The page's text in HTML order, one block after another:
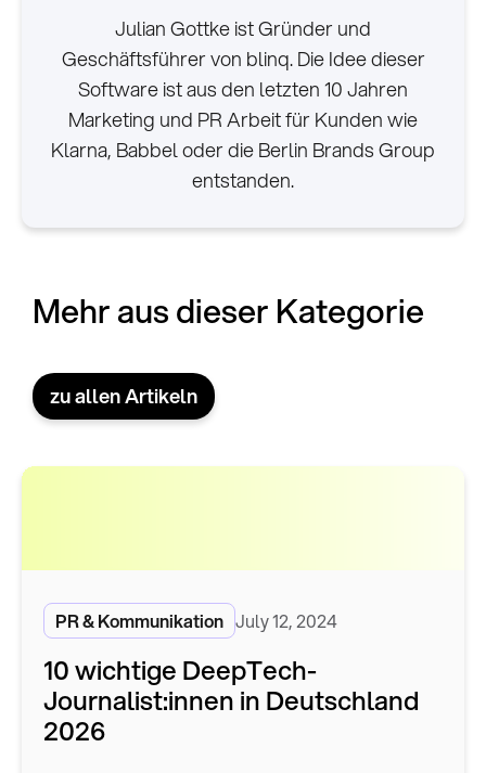
Julian Gottke ist Gründer und
Geschäftsführer von blinq. Die Idee dieser
Software ist aus den letzten 10 Jahren
Marketing und PR Arbeit für Kunden wie
Klarna, Babbel oder die Berlin Brands Group
entstanden.
Mehr aus dieser Kategorie
zu allen Artikeln
PR & Kommunikation July 12, 2024
10 wichtige DeepTech-
Journalist:innen in Deutschland
2026